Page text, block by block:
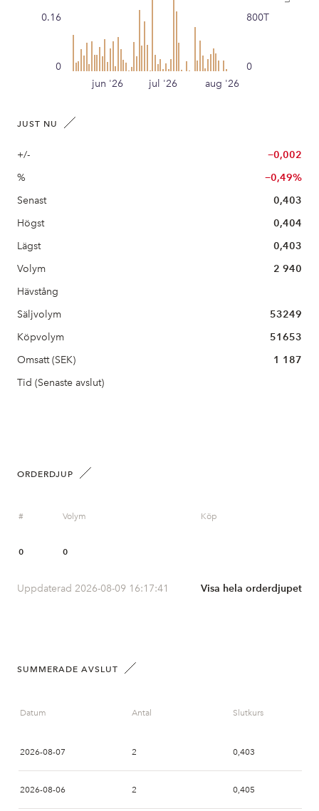
jun '26 jul '26 aug '26
0
0.16
0
800T
JUST NU
+/-
−0,002
%
−0,49%
Senast
0,403
Högst
0,404
Lägst
0,403
Volym
2 940
Hävstång
Säljvolym
53249
Köpvolym
51653
Omsatt (SEK)
1 187
Tid (Senaste avslut)
ORDERDJUP
# Volym Köp
0 0
Uppdaterad 2026-08-09 16:17:41 Visa hela orderdjupet
SUMMERADE AVSLUT
Datum Antal Slutkurs
2026-08-07 2 0,403
2026-08-06 2 0,405